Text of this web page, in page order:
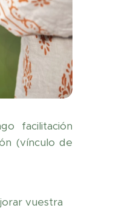
facilitación
(vínculo de
vuestra